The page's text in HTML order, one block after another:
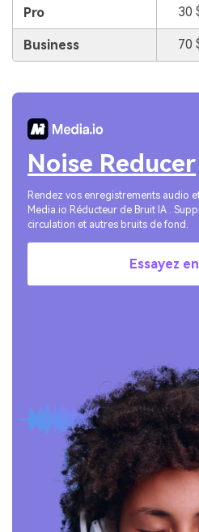
Pro 30
Business 70
Noise Reducer
Rendez vos enregistrements audio
Media.io Réducteur de Bruit IA .
circulation et autres bruits de fond.
Essayez